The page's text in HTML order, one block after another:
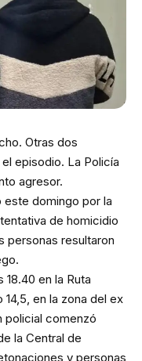
Otras dos
episodio. La Policía
agresor.
domingo por la
de homicidio
personas resultaron
en la Ruta
14,5, en la zona del ex
policial comenzó
la Central de
y personas